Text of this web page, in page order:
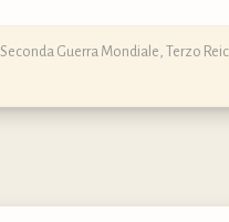
Seconda Guerra Mondiale Terzo